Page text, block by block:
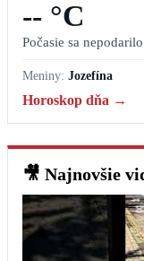
-- °C
Počasie sa
Meniny: Jozefína
Horoskop dňa →
🎥 Najnovšie